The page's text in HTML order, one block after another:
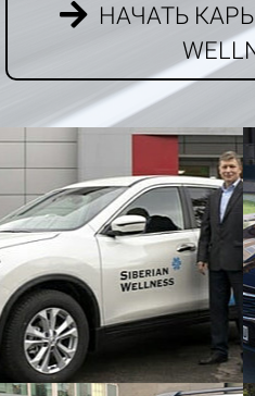
НАЧАТЬ